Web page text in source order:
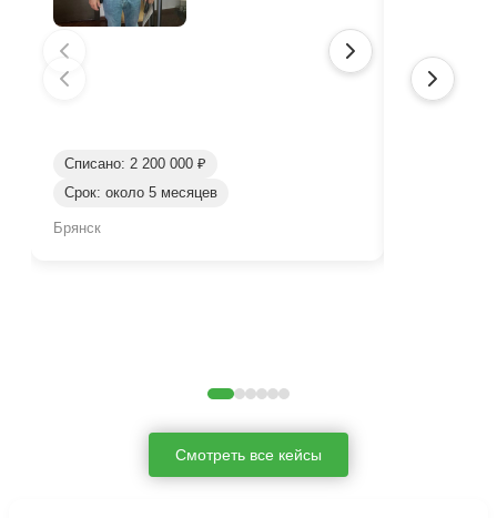
Списано: 2 200 000 ₽
Срок: около 5 месяцев
Брянск
Смотреть все кейсы